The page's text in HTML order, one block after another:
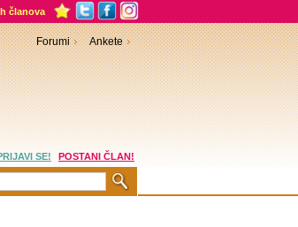
članova
Forumi Ankete
SE! POSTANI ČLAN!